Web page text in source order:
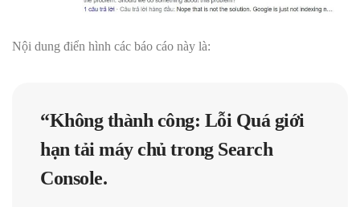
Nội dung điển hình các báo cáo này là:
“Không thành công: Lỗi Quá giới
hạn tải máy chủ trong Search
Console.